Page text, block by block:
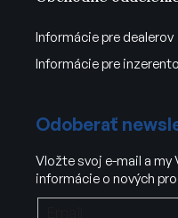
Informácie pre dealerov
Informácie pre
Odoberať
Vložte svoj e-mail a my
informácie o nových